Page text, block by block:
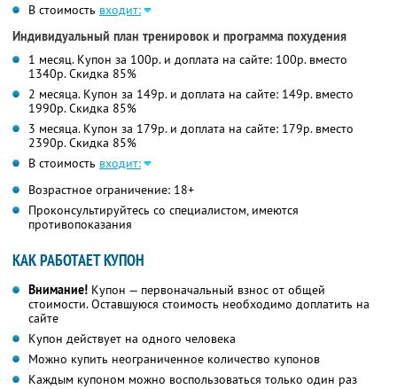
В стоимость входит:
Индивидуальный план тренировок и программа похудения
1 месяц. Купон за 100р. и доплата на сайте: 100р. вместо
1340р. Скидка 85%
2 месяца. Купон за 149р. и доплата на сайте: 149р. вместо
1990р. Скидка 85%
3 месяца. Купон за 179р. и доплата на сайте: 179р. вместо
2390р. Скидка 85%
В стоимость входит:
Возрастное ограничение: 18+
Проконсультируйтесь со специалистом, имеются
противопоказания
КАК РАБОТАЕТ КУПОН
Внимание! Купон — первоначальный взнос от общей
стоимости. Оставшуюся стоимость необходимо доплатить на
сайте
Купон действует на одного человека
Можно купить неограниченное количество купонов
Каждым купоном можно воспользоваться только один раз